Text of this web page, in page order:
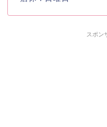
スポン